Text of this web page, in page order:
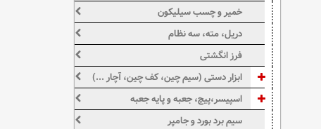
خمیر و چسب سیلیکون
دریل، مته، سه نظام
فرز انگشتی
ابزار دستی (سیم چین، کف چین، آچار ...)
اسپیسر،پیچ، جعبه و پایه جعبه
سیم برد بورد و جامپر